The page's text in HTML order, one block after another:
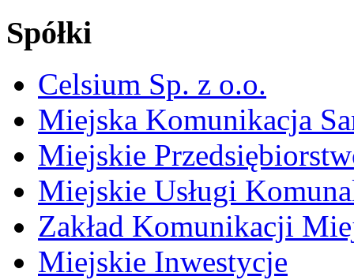
Spółki
Celsium Sp. z o.o.
Miejska Komunikacja
Miejskie
Miejskie Usługi
Zakład Komunikacji
Miejskie Inwestycje